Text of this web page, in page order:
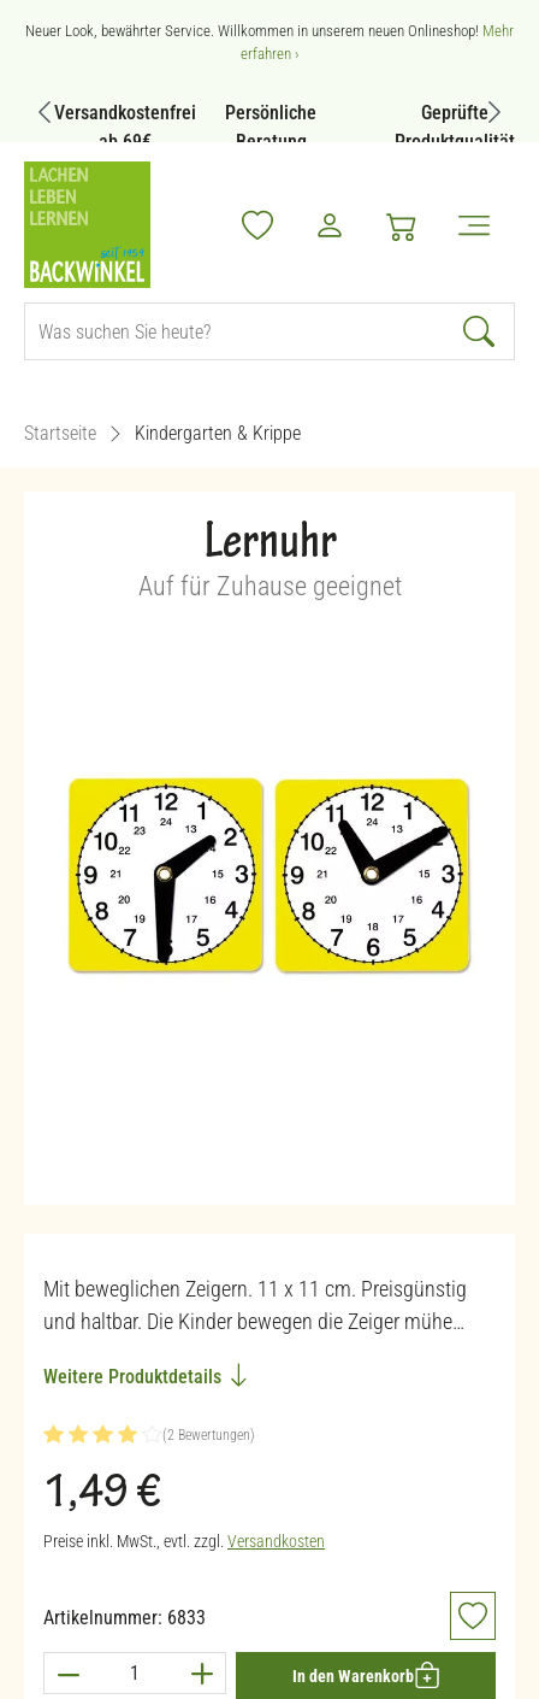
Zum Hauptinhalt springen
Neuer Look, bewährter Service. Willkommen in unserem neuen Onlineshop! Mehr
erfahren ›
Versandkostenfrei
ab 69€
Persönliche
Beratung
Geprüfte
Produktqualität
Startseite Kindergarten & Krippe
Lernuhr
Auf für Zuhause geeignet
Mit beweglichen Zeigern. 11 x 11 cm. Preisgünstig
und haltbar. Die Kinder bewegen die Zeiger mühe…
Weitere Produktdetails
(2 Bewertungen)
Regulärer Preis:
1,49 €
Preise inkl. MwSt., evtl. zzgl. Versandkosten
Artikelnummer: 6833
Produkt Anzahl: Gib den gewünschten Wert
In den Warenkorb